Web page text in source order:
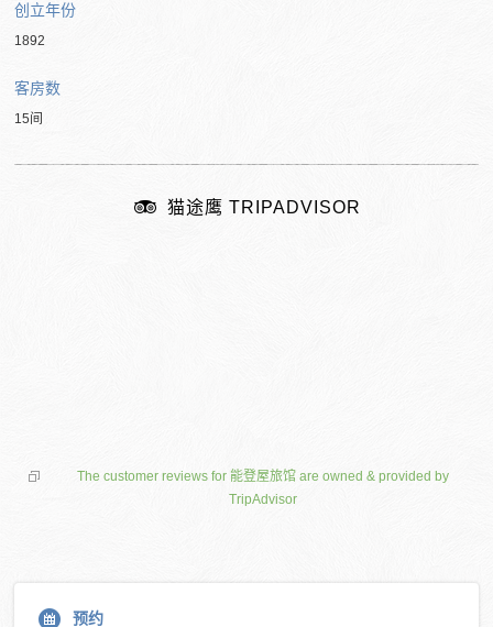
创立年份
1892
客房数
15间
猫途鹰 TRIPADVISOR
The customer reviews for 能登屋旅馆 are owned & provided by
TripAdvisor
预约